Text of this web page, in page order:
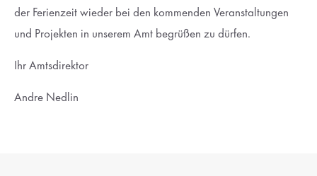
der Ferienzeit wieder bei den kommenden Veranstaltungen
und Projekten in unserem Amt begrüßen zu dürfen.
Ihr Amtsdirektor
Andre Nedlin